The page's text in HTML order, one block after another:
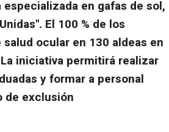
en gafas de sol,
El 100 % de los
ocular en 130 aldeas en
iniciativa permitirá realizar
y formar a personal
de exclusión